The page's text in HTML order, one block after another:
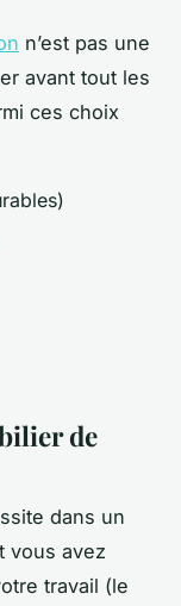
n’est pas une
avant tout les
ces choix
de
dans un
vous avez
travail (le